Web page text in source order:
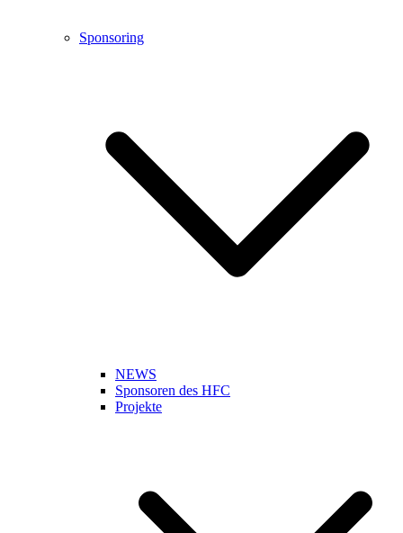
Sponsoring
NEWS
Sponsoren des HFC
Projekte